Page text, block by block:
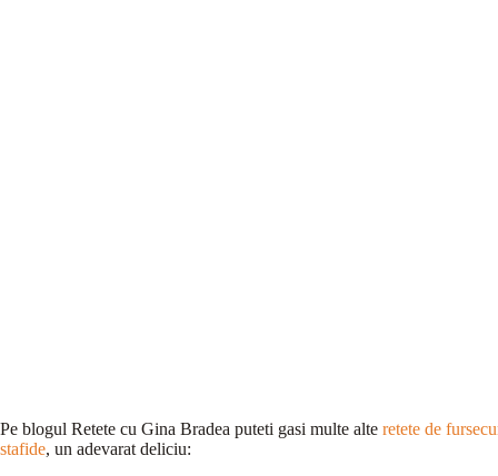
Pe blogul Retete cu Gina Bradea puteti gasi multe alte retete de
stafide, un adevarat deliciu: